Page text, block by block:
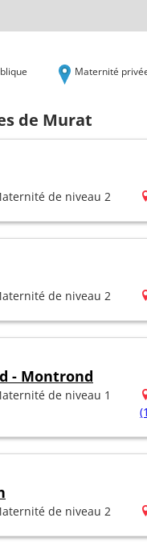
Maternité
de Murat
de niveau 2
de niveau 2
- Montrond
de niveau 1
de niveau 2